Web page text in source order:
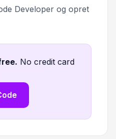
Developer og opret
. No credit card